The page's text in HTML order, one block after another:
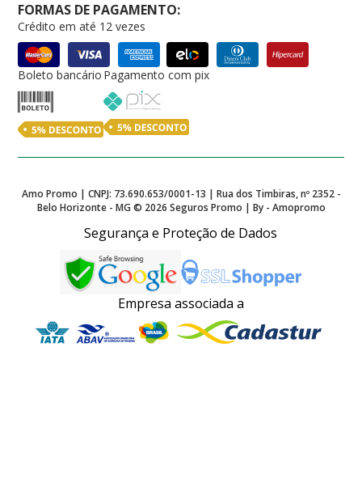
FORMAS DE PAGAMENTO:
Crédito em até 12 vezes
Boleto bancário Pagamento com pix
Amo Promo | CNPJ: 73.690.653/0001-13 | Rua dos Timbiras, nº 2352 -
Belo Horizonte - MG © 2026 Seguros Promo | By - Amopromo
Segurança e Proteção de Dados
Empresa associada a